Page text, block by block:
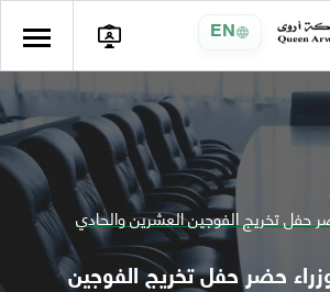
EN
حفل تخريج الفوجين العشرين والحادي
حضر حفل تخريج الفوجين